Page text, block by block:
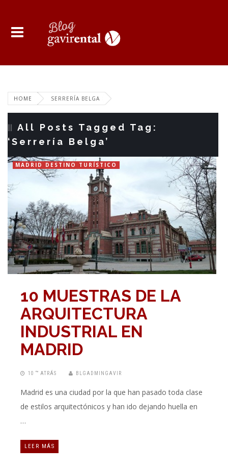
HOME SERRERÍA BELGA
All Posts Tagged Tag:
‘Serrería Belga’
MADRID DESTINO TURÍSTICO
10 MUESTRAS DE LA
ARQUITECTURA
INDUSTRIAL EN
MADRID
10 “” ATRÁS BLGADMINGAVIR
Madrid es una ciudad por la que han pasado toda clase
de estilos arquitectónicos y han ido dejando huella en
…
LEER MÁS